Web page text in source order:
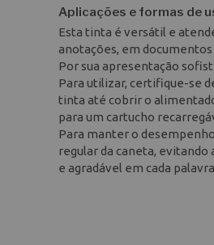
Aplicações e formas de
Esta tinta é versátil e
anotações, em
Por sua apresentação
Para utilizar, certifique-se
tinta até cobrir o
para um cartucho
Para manter o
regular da caneta,
e agradável em cada